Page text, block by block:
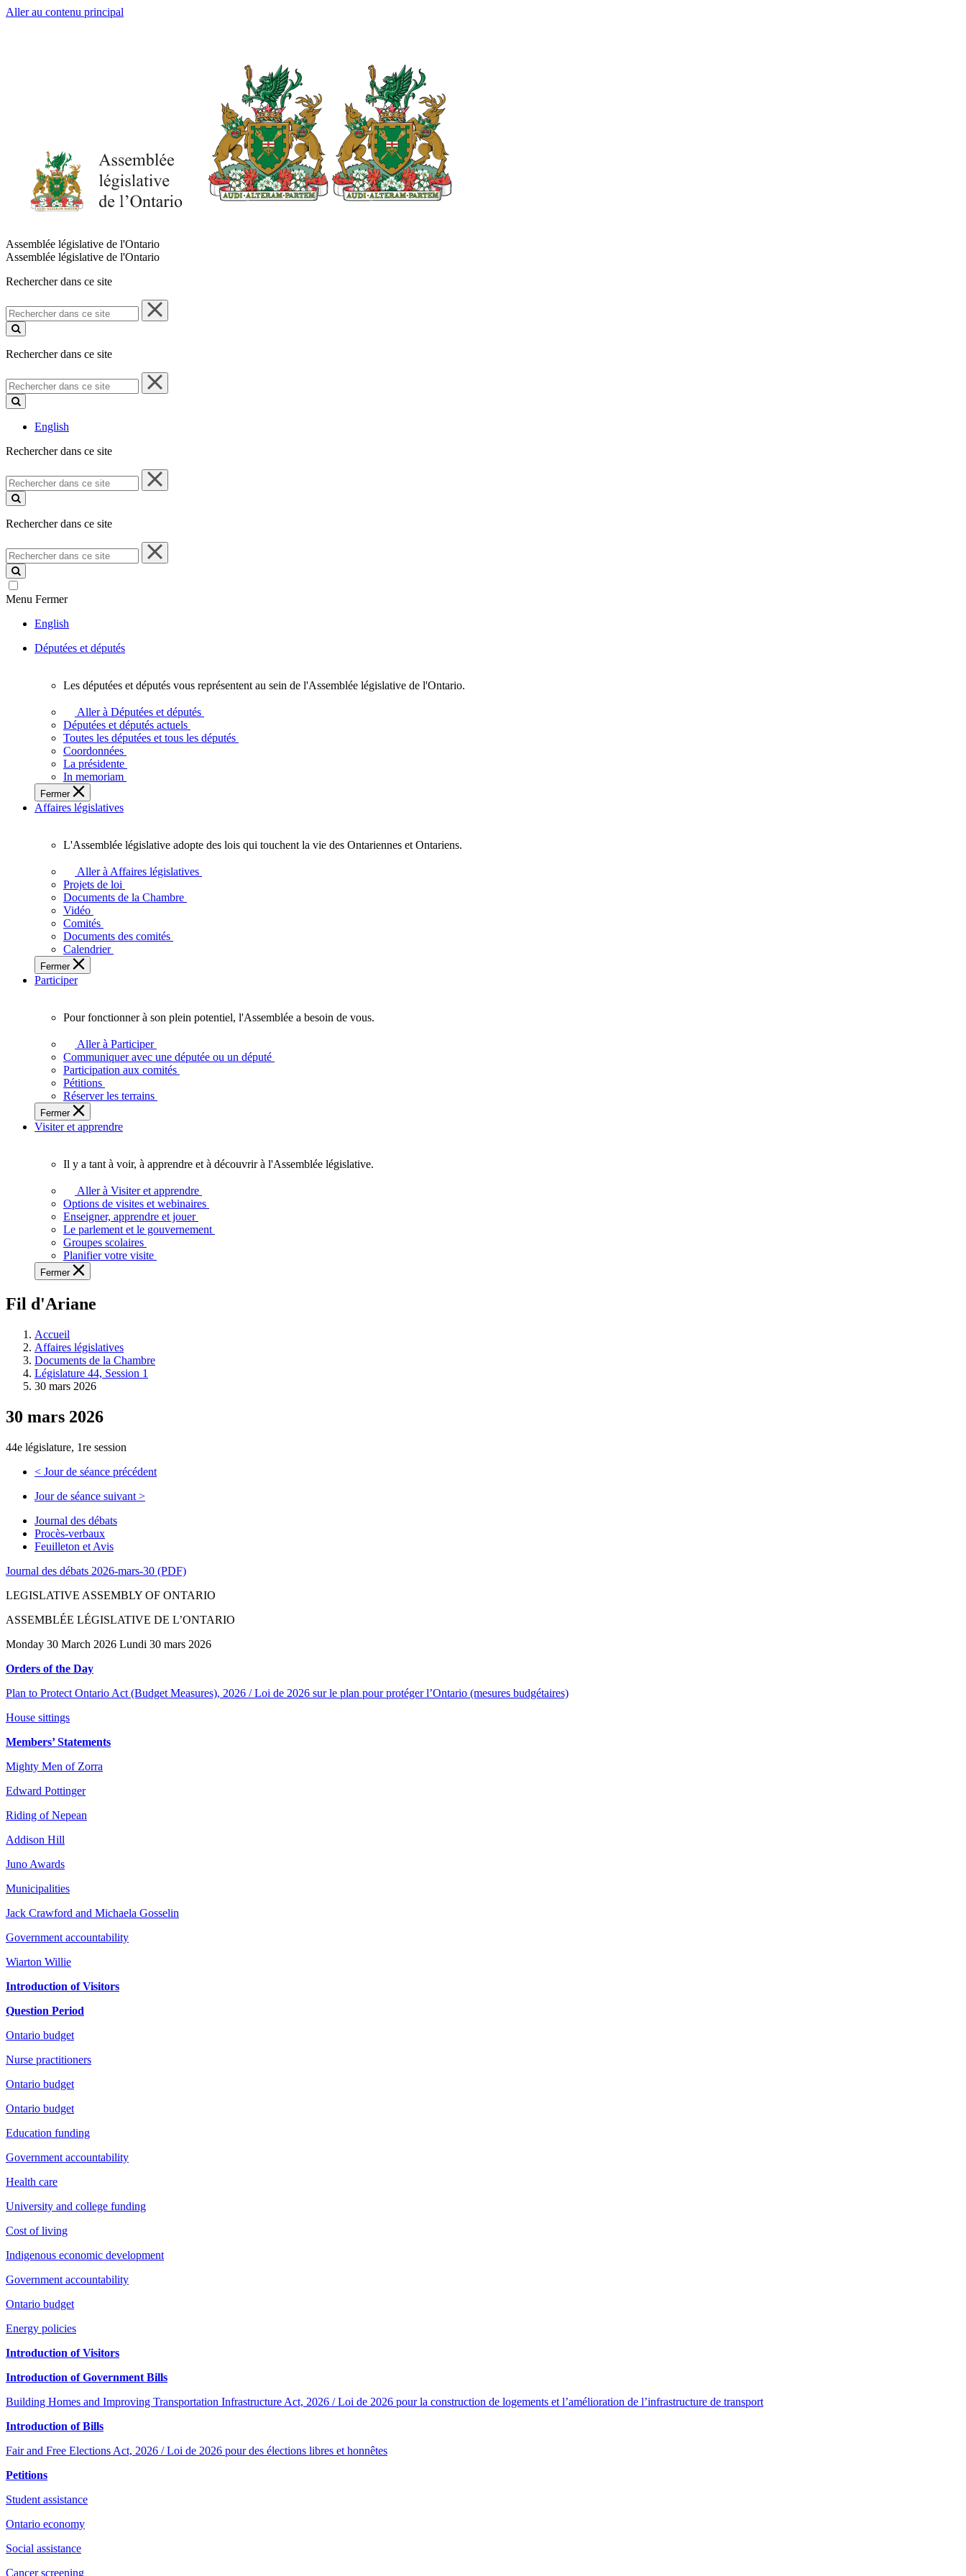
Aller au contenu principal
Assemblée législative de l'Ontario
Assemblée législative de l'Ontario
Rechercher dans ce site
Rechercher
dans
ce
Rechercher dans ce site
Rechercher
dans
ce
English
Rechercher dans ce site
Rechercher
dans
ce
Rechercher dans ce site
Rechercher
dans
ce
site
Menu Fermer
English
Députées et députés
députées
députés
vous
représentent
sein
de
l'Assemblée
l'Ontario.
Les députées et députés vous représentent au sein de l'Assemblée législative de l'Ontario.
Aller à Députées et députés
Députées et députés actuels
Toutes les députées et tous les députés
Coordonnées
La présidente
In memoriam
Fermer
Affaires législatives
législative
adopte
touchent
vie
des
Ontariennes
Ontariens.
L'Assemblée législative adopte des lois qui touchent la vie des Ontariennes et Ontariens.
Aller à Affaires législatives
Projets de loi
Documents de la Chambre
Vidéo
Comités
Documents des comités
Calendrier
Fermer
Participer
fonctionner
plein
potentiel,
l'Assemblée
a
besoin
Pour fonctionner à son plein potentiel, l'Assemblée a besoin de vous.
Aller à Participer
Communiquer avec une députée ou un député
Participation aux comités
Pétitions
Réserver les terrains
Fermer
Visiter et apprendre
voir,
apprendre
et
découvrir
l'Assemblée
législative.
Il y a tant à voir, à apprendre et à découvrir à l'Assemblée législative.
Aller à Visiter et apprendre
Options de visites et webinaires
Enseigner, apprendre et jouer
Le parlement et le gouvernement
Groupes scolaires
Planifier votre visite
Fermer
Fil d'Ariane
Accueil
Affaires législatives
Documents de la Chambre
Législature 44, Session 1
30 mars 2026
30 mars 2026
44e législature, 1re session
< Jour de séance précédent
Jour de séance suivant >
Journal des débats
Procès-verbaux
Feuilleton et Avis
Journal des débats 2026-mars-30 (PDF)
LEGISLATIVE ASSEMBLY OF ONTARIO
ASSEMBLÉE LÉGISLATIVE DE L’ONTARIO
Monday 30 March 2026 Lundi 30 mars 2026
Orders of the Day
Plan to Protect Ontario Act (Budget Measures), 2026 / Loi de 2026 sur le plan pour protéger l’Ontario (mesures budgétaires)
House sittings
Members’ Statements
Mighty Men of Zorra
Edward Pottinger
Riding of Nepean
Addison Hill
Juno Awards
Municipalities
Jack Crawford and Michaela Gosselin
Government accountability
Wiarton Willie
Introduction of Visitors
Question Period
Ontario budget
Nurse practitioners
Ontario budget
Ontario budget
Education funding
Government accountability
Health care
University and college funding
Cost of living
Indigenous economic development
Government accountability
Ontario budget
Energy policies
Introduction of Visitors
Introduction of Government Bills
Building Homes and Improving Transportation Infrastructure Act, 2026 / Loi de 2026 pour la construction de logements et l’amélioration de l’infrastructure de transport
Introduction of Bills
Fair and Free Elections Act, 2026 / Loi de 2026 pour des élections libres et honnêtes
Petitions
Student assistance
Ontario economy
Social assistance
Cancer screening